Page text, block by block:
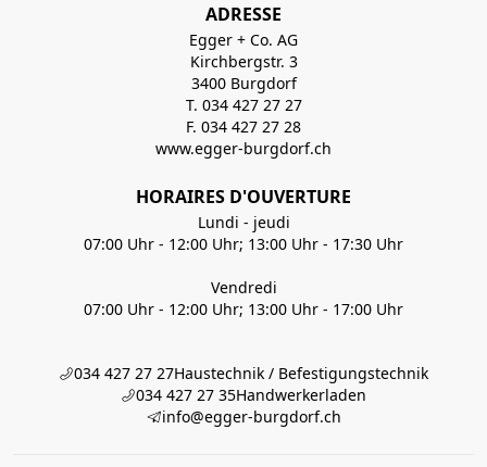
ADRESSE
Egger + Co. AG
Kirchbergstr. 3
3400 Burgdorf
T. 034 427 27 27
F. 034 427 27 28
www.egger-burgdorf.ch
HORAIRES D'OUVERTURE
Lundi - jeudi
07:00 Uhr - 12:00 Uhr; 13:00 Uhr - 17:30 Uhr
Vendredi
07:00 Uhr - 12:00 Uhr; 13:00 Uhr - 17:00 Uhr
034 427 27 27Haustechnik / Befestigungstechnik
034 427 27 35Handwerkerladen
info@egger-burgdorf.ch